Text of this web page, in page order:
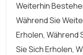
Weiterhin
Während Sie
Erholen, Während
Sie Sich Erholen,